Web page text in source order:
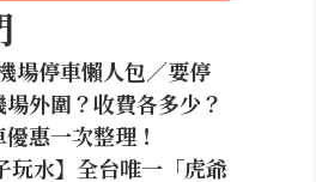
場停車懶人包／要停
外圍？收費各多少？
惠一次整理！
玩水】全台唯一「虎爺